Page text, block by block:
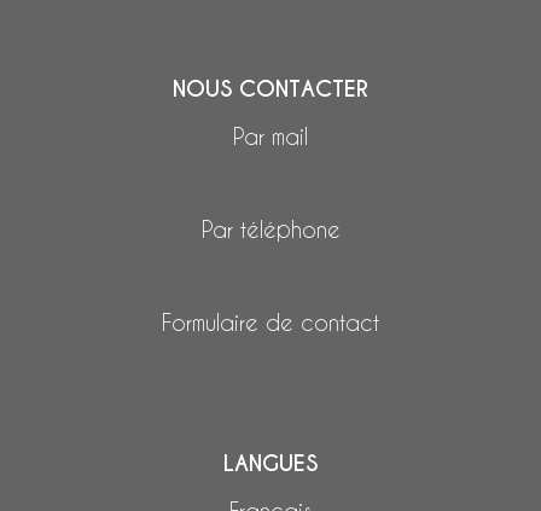
NOUS CONTACTER
Par mail
Par téléphone
Formulaire de contact
LANGUES